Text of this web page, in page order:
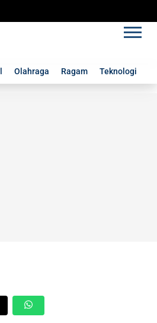
Olahraga Ragam Teknologi